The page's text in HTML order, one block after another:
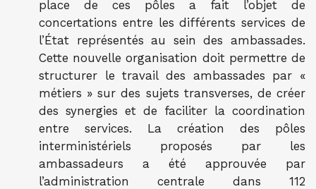
place de ces pôles a fait l’objet de
concertations entre les différents services de
l’État représentés au sein des ambassades.
Cette nouvelle organisation doit permettre de
structurer le travail des ambassades par «
métiers » sur des sujets transverses, de créer
des synergies et de faciliter la coordination
entre services. La création des pôles
interministériels proposés par les
ambassadeurs a été approuvée par
l’administration centrale dans 112